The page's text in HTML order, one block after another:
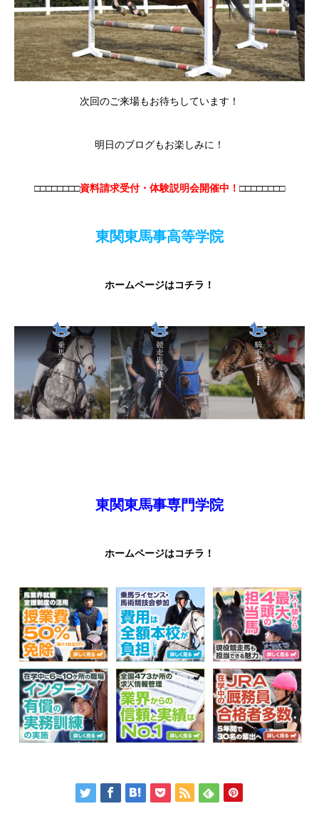
次回のご来場もお待ちしています！
明日のブログもお楽しみに！
□□□□□□□□資料請求受付・体験説明会開催中！ □□□□□□□□
東関東馬事高等学院
ホームページはコチラ！
東関東馬事専門学院
ホームページはコチラ！